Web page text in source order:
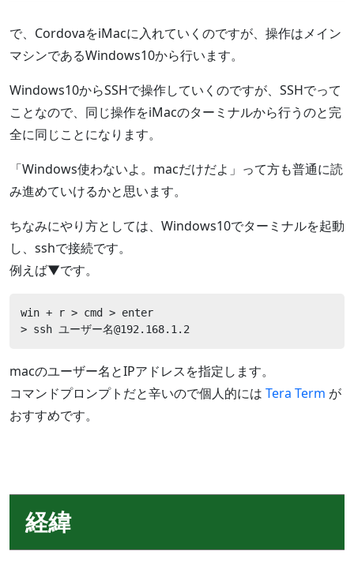
で、CordovaをiMacに入れていくのですが、操作はメイン
マシンであるWindows10から行います。
Windows10からSSHで操作していくのですが、SSHでって
ことなので、同じ操作をiMacのターミナルから行うのと完
全に同じことになります。
「Windows使わないよ。macだけだよ」って方も普通に読
み進めていけるかと思います。
ちなみにやり方としては、Windows10でターミナルを起動
し、sshで接続です。
例えば▼です。
win + r > cmd > enter
> ssh ユーザー名@192.168.1.2
macのユーザー名とIPアドレスを指定します。
コマンドプロンプトだと辛いので個人的には Tera Term が
おすすめです。
経緯